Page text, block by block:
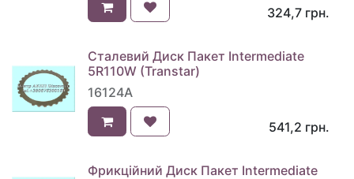
324,7 грн.
Сталевий Диск Пакет Intermediate
5R110W (Transtar)
16124A
541,2 грн.
Фрикційний Диск Пакет Intermediate